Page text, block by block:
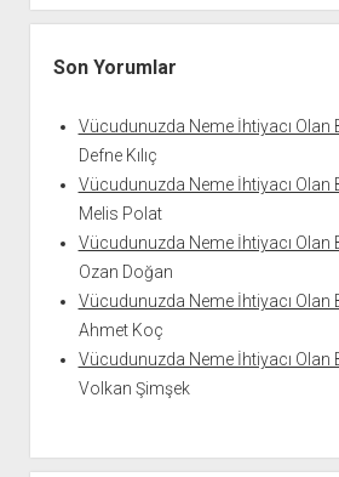
Son Yorumlar
Vücudunuzda Neme İhtiyacı Olan
Defne Kılıç
Vücudunuzda Neme İhtiyacı Olan
Melis Polat
Vücudunuzda Neme İhtiyacı Olan
Ozan Doğan
Vücudunuzda Neme İhtiyacı Olan
Ahmet Koç
Vücudunuzda Neme İhtiyacı Olan
Volkan Şimşek